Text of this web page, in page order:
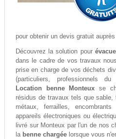
pour obtenir un devis gratuit
Découvrez la solution pour
dans le cadre de vos travaux
prise en charge de vos déchets
(particuliers, professionnels
Location benne Monteux se
résidus de travaux tels que
métaux, ferrailles,
appareils électroniques ou
livré sur Monteux par l'un de nos
la benne chargéelorsque vous